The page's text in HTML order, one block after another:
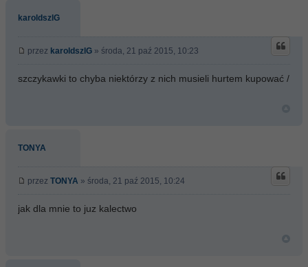
karoldszlG
przez karoldszlG » środa, 21 paź 2015, 10:23
szczykawki to chyba niektórzy z nich musieli hurtem kupować /
TONYA
przez TONYA » środa, 21 paź 2015, 10:24
jak dla mnie to juz kalectwo